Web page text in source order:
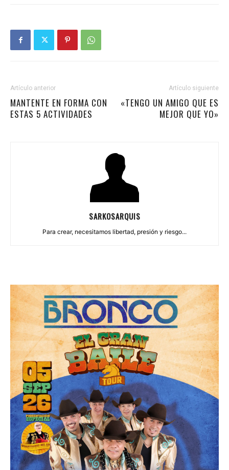
Artículo anterior
MANTENTE EN FORMA CON
ESTAS 5 ACTIVIDADES
Artículo siguiente
«TENGO UN AMIGO QUE ES
MEJOR QUE YO»
SARKOSARQUIS
Para crear, necesitamos libertad, presión y riesgo...